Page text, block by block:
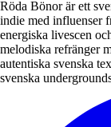
Röda Bönor är ett
indie med influenser
energiska livescen
melodiska refränger
autentiska svenska
svenska